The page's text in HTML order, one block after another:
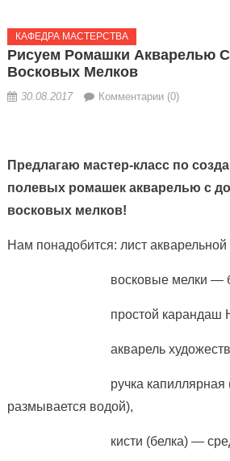
КАФЕДРА МАСТЕРСТВА
Рисуем Ромашки Акварелью
Восковых Мелков
30.08.2017 Комментарии (0)
Предлагаю мастер-класс по
полевых ромашек акварелью с
восковых мелков!
Нам понадобится: лист
восковые мелки —
простой карандаш НВ
акварель
ручка капиллярная (та,
размывается водой),
кисти (белка) — средняя